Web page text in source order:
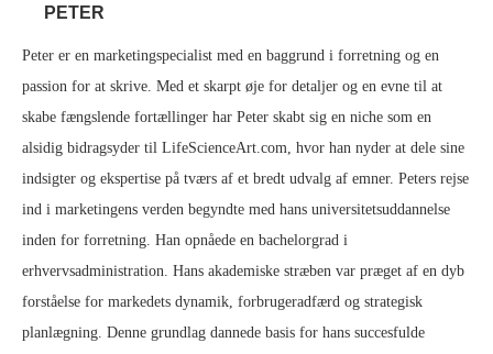
PETER
Peter er en marketingspecialist med en baggrund i forretning og en
passion for at skrive. Med et skarpt øje for detaljer og en evne til at
skabe fængslende fortællinger har Peter skabt sig en niche som en
alsidig bidragsyder til LifeScienceArt.com, hvor han nyder at dele sine
indsigter og ekspertise på tværs af et bredt udvalg af emner. Peters rejse
ind i marketingens verden begyndte med hans universitetsuddannelse
inden for forretning. Han opnåede en bachelorgrad i
erhvervsadministration. Hans akademiske stræben var præget af en dyb
forståelse for markedets dynamik, forbrugeradfærd og strategisk
planlægning. Denne grundlag dannede basis for hans succesfulde